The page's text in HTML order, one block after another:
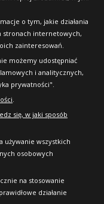
o tym, jakie działania
stronach internetowych,
zainteresowań.
możemy udostępniać
i analitycznych,
prywatności".
.
się, w jaki sposób
używanie wszystkich
osobowych
na stosowanie
działanie